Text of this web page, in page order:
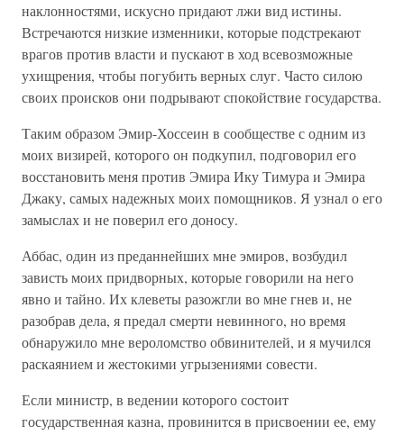
наклонностями, искусно придают лжи вид истины.
Встречаются низкие изменники, которые подстрекают
врагов против власти и пускают в ход всевозможные
ухищрения, чтобы погубить верных слуг. Часто силою
своих происков они подрывают спокойствие государства.
Таким образом Эмир-Хоссеин в сообществе с одним из
моих визирей, которого он подкупил, подговорил его
восстановить меня против Эмира Ику Тимура и Эмира
Джаку, самых надежных моих помощников. Я узнал о его
замыслах и не поверил его доносу.
Аббас, один из преданнейших мне эмиров, возбудил
зависть моих придворных, которые говорили на него
явно и тайно. Их клеветы разожгли во мне гнев и, не
разобрав дела, я предал смерти невинного, но время
обнаружило мне вероломство обвинителей, и я мучился
раскаянием и жестокими угрызениями совести.
Если министр, в ведении которого состоит
государственная казна, провинится в присвоении ее, ему